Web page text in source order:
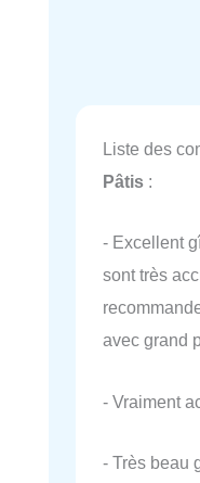
Liste des
Pâtis :
- Excellent
sont très
avec grand
- Vraiment
- Très beau